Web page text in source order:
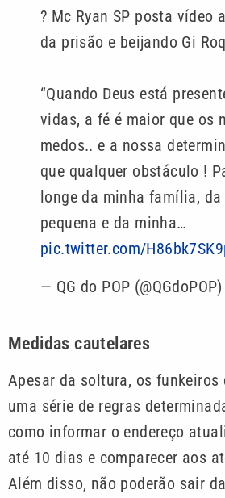
? Mc Ryan SP posta vídeo
da prisão e beijando Gi
“Quando Deus está
vidas, a fé é maior que os
medos.. e a nossa
que qualquer obstáculo !
longe da minha família, da
pequena e da minha…
pic.twitter.com/
— QG do POP (@QGdoPOP)
Medidas cautelares
Apesar da soltura, os funkeiros
uma série de regras
como informar o endereço
até 10 dias e comparecer aos
Além disso, não poderão sair